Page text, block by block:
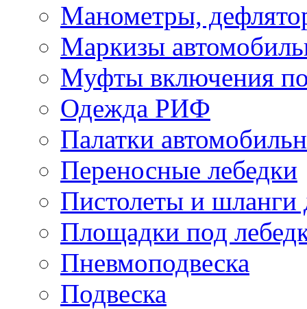
Манометры,
Маркизы
Муфты включения
Одежда РИФ
Палатки
Переносные лебедки
Пистолеты и шланги
Площадки под
Пневмоподвеска
Подвеска